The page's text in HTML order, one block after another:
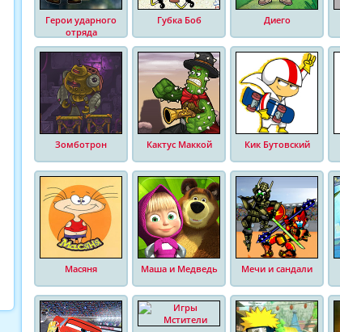
Герои ударного
отряда
Губка Боб Диего
Зомботрон Кактус Маккой Кик Бутовский
Масяня Маша и Медведь Мечи и сандали